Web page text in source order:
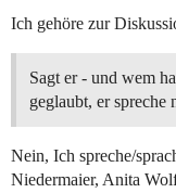
Ich gehöre zur
Sagt er - und wem
geglaubt, er
Nein, Ich spreche/
Niedermaier, Anita